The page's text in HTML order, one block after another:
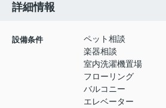
詳細情報
設備条件
ペット相談
楽器相談
室内洗濯機置場
フローリング
バルコニー
エレベーター